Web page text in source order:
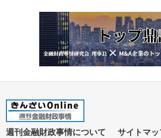
週刊金融財政事情について サイトマッ